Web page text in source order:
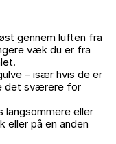
gennem luften fra
væk du er fra
– især hvis de er
det sværere for
langsommere eller
eller på en anden